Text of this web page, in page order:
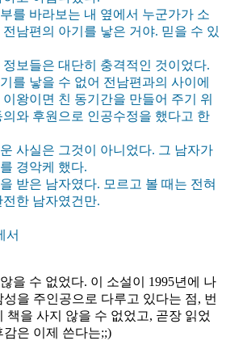
를 바라보는 내 옆에서 누군가가 소
남편의 아기를 낳은 거야. 믿을 수 있
보들은 대단히 충격적인 것이었다.
를 낳을 수 없어 전남편과의 사이에
왕이면 친 동기간을 만들어 주기 위
와 후원으로 인공수정을 했다고 한
사실은 그것이 아니었다. 그 남자가
경악케 했다.
받은 남자였다. 모르고 볼 때는 전혀
한 남자였건만.
서
을 수 없었다. 이 소설이 1995년에 나
을 주인공으로 다루고 있다는 점, 번
책을 사지 않을 수 없었고, 곧장 읽었
은 이제 쓴다는;;)